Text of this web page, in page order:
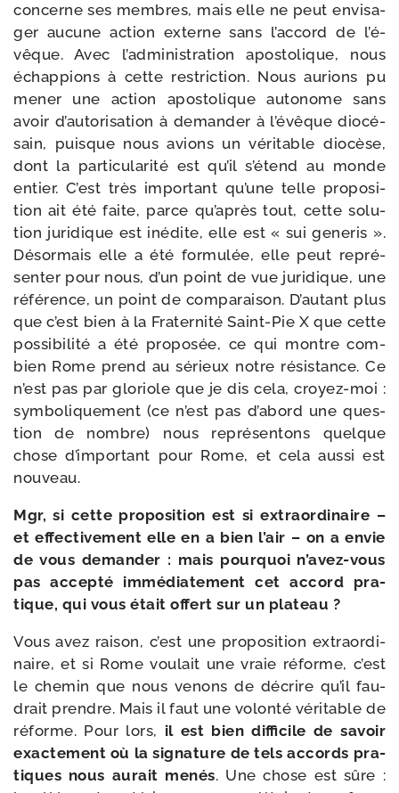
concerne ses membres, mais elle ne peut envi­sa­
ger aucune action externe sans l’ac­cord de l’é­
vêque. Avec l’ad­mi­nis­tra­tion apos­to­lique, nous
échap­pions à cette res­tric­tion. Nous aurions pu
mener une action apos­to­lique auto­nome sans
avoir d’au­to­ri­sa­tion à deman­der à l’é­vêque dio­cé­
sain, puisque nous avions un véri­table dio­cèse,
dont la par­ti­cu­la­ri­té est qu’il s’é­tend au monde
entier. C’est très impor­tant qu’une telle pro­po­si­
tion ait été faite, parce qu’a­près tout, cette solu­
tion juri­dique est inédite, elle est « sui gene­ris ».
Désormais elle a été for­mu­lée, elle peut repré­
sen­ter pour nous, d’un point de vue juri­dique, une
réfé­rence, un point de com­pa­rai­son. D’autant plus
que c’est bien à la Fraternité Saint-​Pie X que cette
pos­si­bi­li­té a été pro­po­sée, ce qui montre com­
bien Rome prend au sérieux notre résis­tance. Ce
n’est pas par glo­riole que je dis cela, croyez-​moi :
sym­bo­li­que­ment (ce n’est pas d’a­bord une ques­
tion de nombre) nous repré­sen­tons quelque
chose d’im­por­tant pour Rome, et cela aus­si est
nouveau.
Mgr, si cette pro­po­si­tion est si extra­or­di­naire –
et effec­ti­ve­ment elle en a bien l’air – on a envie
de vous deman­der : mais pour­quoi n’avez-​vous
pas accep­té immé­dia­te­ment cet accord pra­
tique, qui vous était offert sur un plateau ?
Vous avez rai­son, c’est une pro­po­si­tion extra­or­di­
naire, et si Rome vou­lait une vraie réforme, c’est
le che­min que nous venons de décrire qu’il fau­
drait prendre. Mais il faut une volon­té véri­table de
réforme. Pour lors, il est bien dif­fi­cile de savoir
exac­te­ment où la signa­ture de tels accords pra­
tiques nous aurait menés. Une chose est sûre :